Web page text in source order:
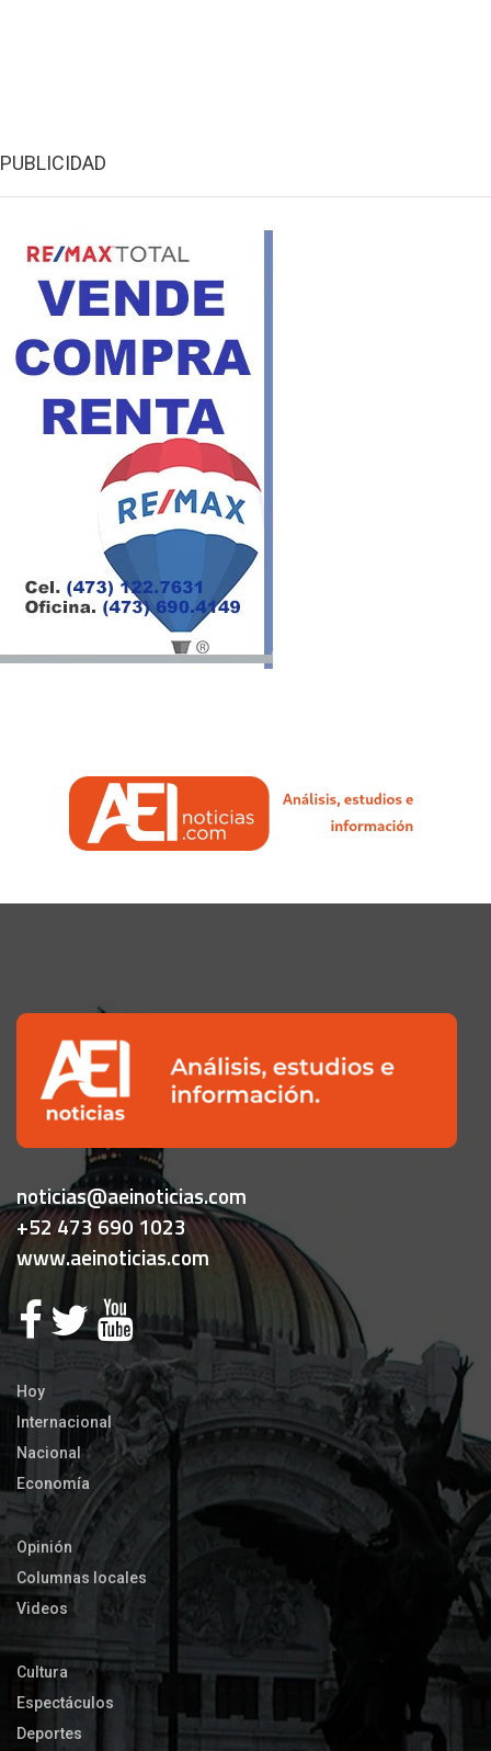
PUBLICIDAD
noticias@aeinoticias.com
+52 473 690 1023
www.aeinoticias.com
Hoy
Internacional
Nacional
Economía
Opinión
Columnas locales
Videos
Cultura
Espectáculos
Deportes